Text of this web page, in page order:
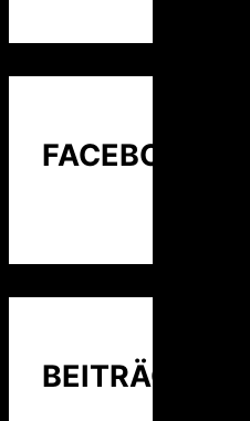
FACEBOOK
BEITRÄGE